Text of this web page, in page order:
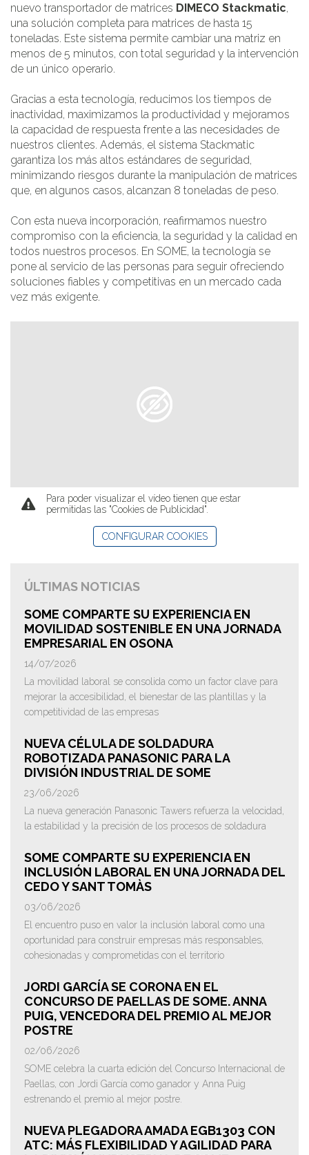
nuevo transportador de matrices DIMECO Stackmatic,
una solución completa para matrices de hasta 15
toneladas. Este sistema permite cambiar una matriz en
menos de 5 minutos, con total seguridad y la intervención
de un único operario.
Gracias a esta tecnología, reducimos los tiempos de
inactividad, maximizamos la productividad y mejoramos
la capacidad de respuesta frente a las necesidades de
nuestros clientes. Además, el sistema Stackmatic
garantiza los más altos estándares de seguridad,
minimizando riesgos durante la manipulación de matrices
que, en algunos casos, alcanzan 8 toneladas de peso.
Con esta nueva incorporación, reafirmamos nuestro
compromiso con la eficiencia, la seguridad y la calidad en
todos nuestros procesos. En SOME, la tecnología se
pone al servicio de las personas para seguir ofreciendo
soluciones fiables y competitivas en un mercado cada
vez más exigente.
Para poder visualizar el vídeo tienen que estar
permitidas las "Cookies de Publicidad".
CONFIGURAR COOKIES
ÚLTIMAS NOTICIAS
SOME COMPARTE SU EXPERIENCIA EN
MOVILIDAD SOSTENIBLE EN UNA JORNADA
EMPRESARIAL EN OSONA
14/07/2026
La movilidad laboral se consolida como un factor clave para
mejorar la accesibilidad, el bienestar de las plantillas y la
competitividad de las empresas
NUEVA CÉLULA DE SOLDADURA
ROBOTIZADA PANASONIC PARA LA
DIVISIÓN INDUSTRIAL DE SOME
23/06/2026
La nueva generación Panasonic Tawers refuerza la velocidad,
la estabilidad y la precisión de los procesos de soldadura
SOME COMPARTE SU EXPERIENCIA EN
INCLUSIÓN LABORAL EN UNA JORNADA DEL
CEDO Y SANT TOMÀS
03/06/2026
El encuentro puso en valor la inclusión laboral como una
oportunidad para construir empresas más responsables,
cohesionadas y comprometidas con el territorio
JORDI GARCÍA SE CORONA EN EL
CONCURSO DE PAELLAS DE SOME. ANNA
PUIG, VENCEDORA DEL PREMIO AL MEJOR
POSTRE
02/06/2026
SOME celebra la cuarta edición del Concurso Internacional de
Paellas, con Jordi García como ganador y Anna Puig
estrenando el premio al mejor postre.
NUEVA PLEGADORA AMADA EGB1303 CON
ATC: MÁS FLEXIBILIDAD Y AGILIDAD PARA